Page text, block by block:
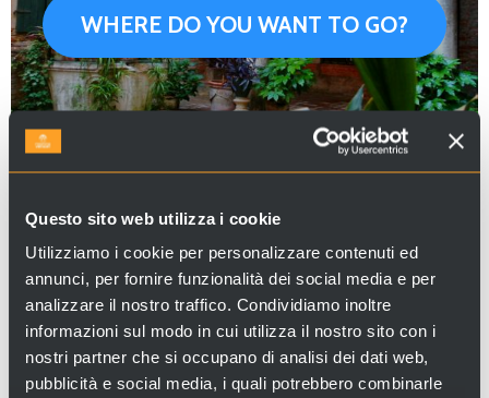
Questo sito web utilizza i cookie
Utilizziamo i cookie per personalizzare contenuti ed
annunci, per fornire funzionalità dei social media e per
analizzare il nostro traffico. Condividiamo inoltre
informazioni sul modo in cui utilizza il nostro sito con i
nostri partner che si occupano di analisi dei dati web,
pubblicità e social media, i quali potrebbero combinarle
WHERE DO YOU WANT TO GO?
CULTURE AND VOGUE
DO YOU KNOW ALL THE
CURIOSITY?